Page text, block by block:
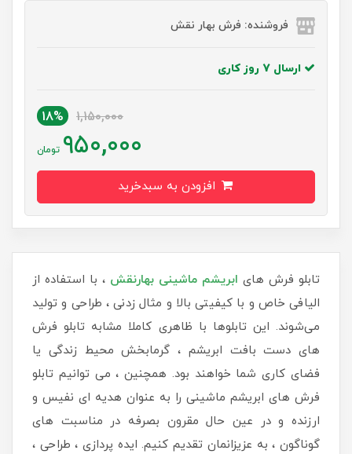
فروشنده: فرش بهار نقش
ارسال 7 روز کاری
1,150,000
18%
950,000 تومان
تابلو فرش های ابریشم ماشینی بهارنقش ، با استفاده از
الیافی خاص و با کیفیتی بالا و مثال زدنی ، طراحی و تولید
می‌شوند. این تابلوها با ظاهری کاملا مشابه تابلو فرش
های دست بافت ابریشم ، گرمابخش محیط زندگی یا
فضای کاری شما خواهند بود. همچنین ، می توانیم تابلو
فرش های ابریشم ماشینی را به عنوان هدیه ای نفیس و
ارزنده و در عین حال مقرون بصرفه در مناسبت های
گوناگون ، به عزیزانمان تقدیم کنیم. ایده پردازی ، طراحی ،